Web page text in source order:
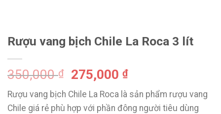
Rượu vang bịch Chile La Roca 3 lít
350,000₫ 275,000 ₫
Rượu vang bịch Chile La Roca là sản phẩm rượu vang
Chile giá rẻ phù hợp với phần đông người tiêu dùng